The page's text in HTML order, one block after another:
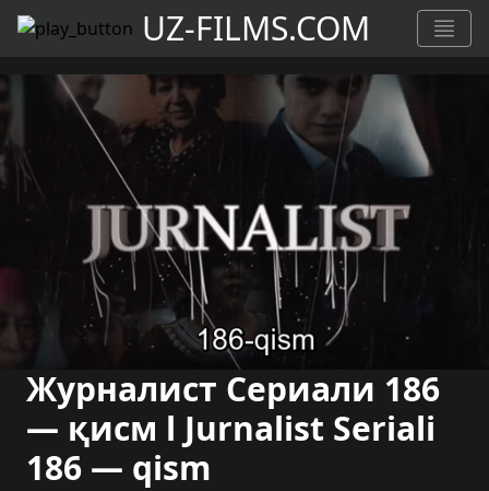
UZ-FILMS.COM
Журналист Сериали 186
— қисм l Jurnalist Seriali
186 — qism